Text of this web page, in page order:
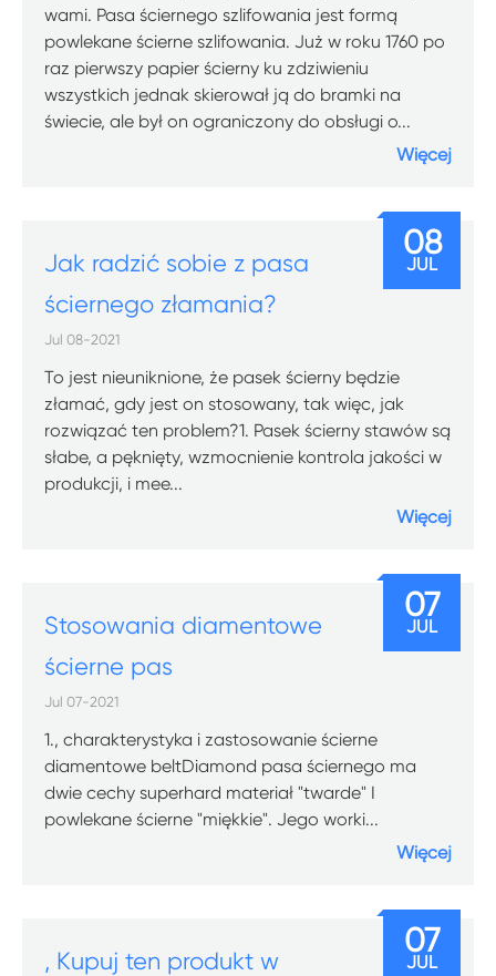
wami. Pasa ściernego szlifowania jest formą
powlekane ścierne szlifowania. Już w roku 1760 po
raz pierwszy papier ścierny ku zdziwieniu
wszystkich jednak skierował ją do bramki na
świecie, ale był on ograniczony do obsługi o...
Więcej
Jak radzić sobie z pasa
ściernego złamania?
Jul 08-2021
To jest nieuniknione, że pasek ścierny będzie
złamać, gdy jest on stosowany, tak więc, jak
rozwiązać ten problem?1. Pasek ścierny stawów są
słabe, a pęknięty, wzmocnienie kontrola jakości w
produkcji, i mee...
Więcej
08
JUL
Stosowania diamentowe
ścierne pas
Jul 07-2021
1., charakterystyka i zastosowanie ścierne
diamentowe beltDiamond pasa ściernego ma
dwie cechy superhard materiał "twarde" I
powlekane ścierne "miękkie". Jego worki...
Więcej
07
JUL
, Kupuj ten produkt w
07
JUL